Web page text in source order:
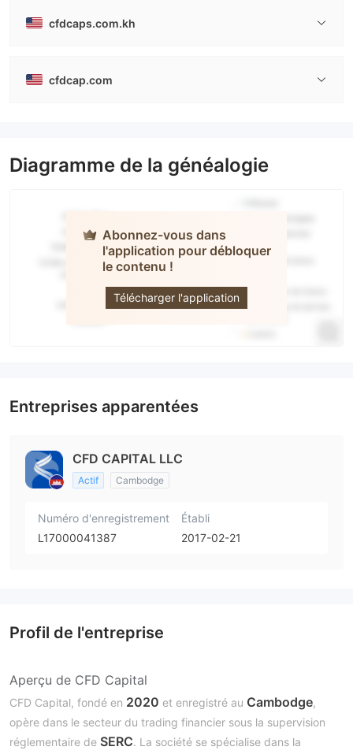
cfdcaps.com.kh
cfdcap.com
Diagramme de la généalogie
Abonnez-vous dans
l'application pour débloquer
le contenu !
Télécharger l'application
CFD Capital
Entreprises apparentées
CFD CAPITAL LLC
Actif Cambodge
Numéro d'enregistrement
L17000041387
Établi
2017-02-21
Profil de l'entreprise
Aperçu de CFD Capital
CFD Capital, fondé en 2020 et enregistré au Cambodge,
opère dans le secteur du trading financier sous la supervision
réglementaire de SERC. La société se spécialise dans la